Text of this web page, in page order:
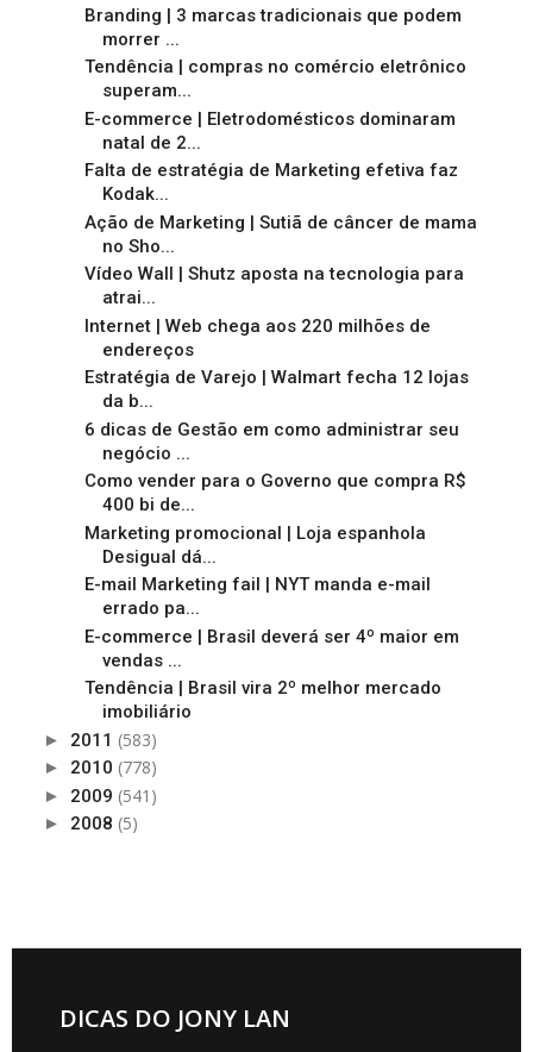
Branding | 3 marcas tradicionais que podem
morrer ...
Tendência | compras no comércio eletrônico
superam...
E-commerce | Eletrodomésticos dominaram
natal de 2...
Falta de estratégia de Marketing efetiva faz
Kodak...
Ação de Marketing | Sutiã de câncer de mama
no Sho...
Vídeo Wall | Shutz aposta na tecnologia para
atrai...
Internet | Web chega aos 220 milhões de
endereços
Estratégia de Varejo | Walmart fecha 12 lojas
da b...
6 dicas de Gestão em como administrar seu
negócio ...
Como vender para o Governo que compra R$
400 bi de...
Marketing promocional | Loja espanhola
Desigual dá...
E-mail Marketing fail | NYT manda e-mail
errado pa...
E-commerce | Brasil deverá ser 4º maior em
vendas ...
Tendência | Brasil vira 2º melhor mercado
imobiliário
► 2011 (583)
► 2010 (778)
► 2009 (541)
► 2008 (5)
DICAS DO JONY LAN